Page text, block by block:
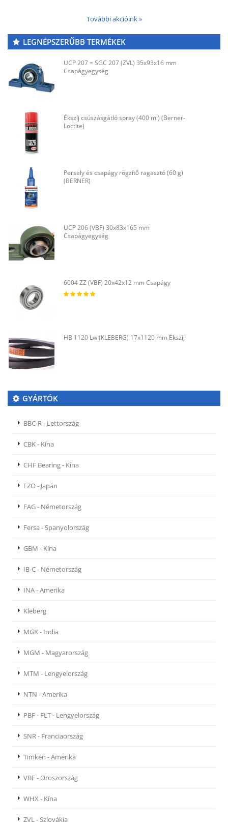
További akcióink »
LEGNÉPSZERŰBB TERMÉKEK
UCP 207 = SGC 207 (ZVL) 35x93x16 mm
Csapágyegység
Ékszíj csúszásgátló spray (400 ml) (Berner-
Loctite)
Persely és csapágy rögzítő ragasztó (60 g)
(BERNER)
UCP 206 (VBF) 30x83x165 mm
Csapágyegység
6004 ZZ (VBF) 20x42x12 mm Csapágy
HB 1120 Lw (KLEBERG) 17x1120 mm Ékszíj
GYÁRTÓK
BBC-R - Lettország
CBK - Kína
CHF Bearing - Kína
EZO - Japán
FAG - Németország
Fersa - Spanyolország
GBM - Kína
IB-C - Németország
INA - Amerika
Kleberg
MGK - India
MGM - Magyarország
MTM - Lengyelország
NTN - Amerika
PBF - FLT - Lengyelország
SNR - Franciaország
Timken - Amerika
VBF - Oroszország
WHX - Kína
ZVL - Szlovákia